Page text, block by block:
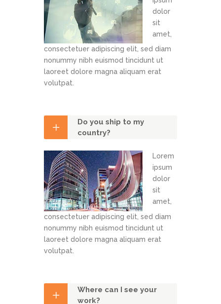
dolor
sit
amet,
consectetuer adipiscing elit, sed diam
nonummy nibh euismod tincidunt ut
laoreet dolore magna aliquam erat
volutpat.
Do you ship to my
country?
Lorem
ipsum
dolor
sit
amet,
consectetuer adipiscing elit, sed diam
nonummy nibh euismod tincidunt ut
laoreet dolore magna aliquam erat
volutpat.
Where can I see your
work?